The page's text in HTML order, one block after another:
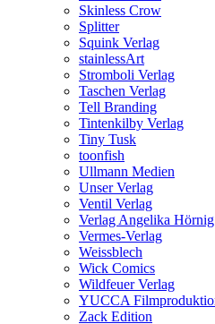
Skinless Crow
Splitter
Squink Verlag
stainlessArt
Stromboli Verlag
Taschen Verlag
Tell Branding
Tintenkilby Verlag
Tiny Tusk
toonfish
Ullmann Medien
Unser Verlag
Ventil Verlag
Verlag Angelika Hörnig
Vermes-Verlag
Weissblech
Wick Comics
Wildfeuer Verlag
YUCCA
Zack Edition